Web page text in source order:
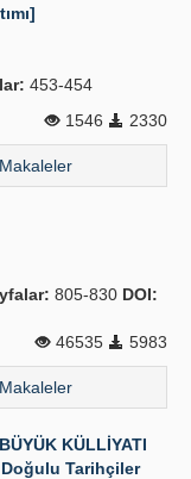
453-454
1546
2330
805-830 DOI:
46535
5983
KÜLLİYATI
Tarihçiler